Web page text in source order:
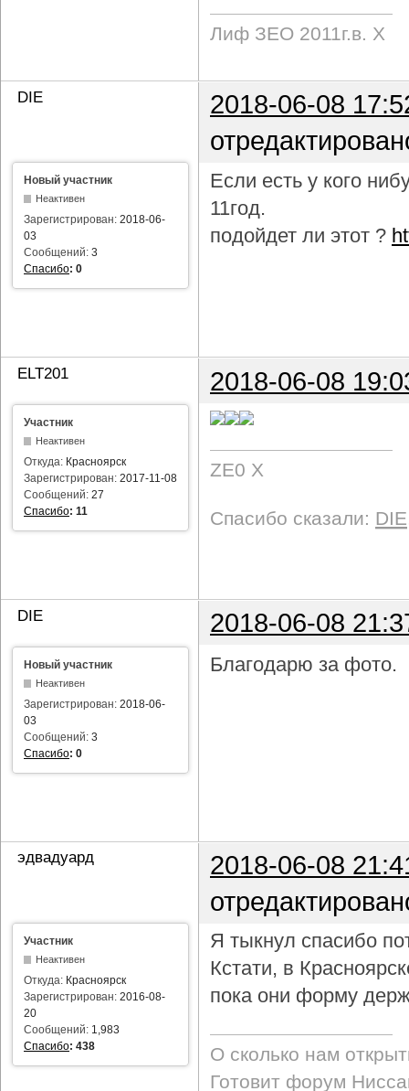
Лиф ЗЕО 2011г.в. Х
DIE
2018-06-08
Новый участник
Неактивен
Зарегистрирован: 2018-06-
03
Сообщений: 3
Спасибо: 0
Если есть у кого
11год.
подойдет ли этот ?
ELT201 2018-06-08
Участник
Неактивен
Откуда: Красноярск
Зарегистрирован: 2017-11-08
Сообщений: 27
Спасибо: 11
ZE0 X
Спасибо сказали: DIE
DIE 2018-06-08
Новый участник
Неактивен
Зарегистрирован: 2018-06-
03
Сообщений: 3
Спасибо: 0
Благодарю за фото.
эдвадуард
2018-06-08
Участник
Неактивен
Откуда: Красноярск
Зарегистрирован: 2016-08-
20
Сообщений: 1,983
Спасибо: 438
Я тыкнул спасибо
Кстати, в
пока они форму
О сколько нам
Готовит форум